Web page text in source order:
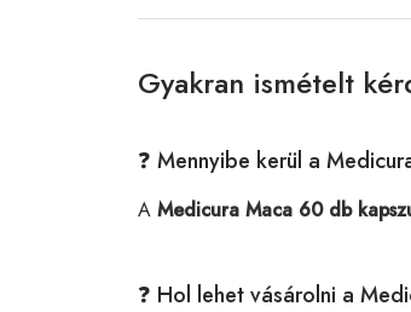
Gyakran ismételt
❓ Mennyibe kerül a
A Medicura Maca 60 db
❓ Hol lehet vásárolni a